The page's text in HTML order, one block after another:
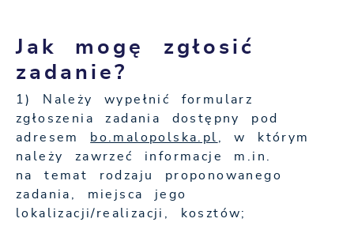
Jak mogę zgłosić
zadanie?
1) Należy wypełnić formularz
zgłoszenia zadania dostępny pod
adresem
bo.malopolska.pl , w którym
należy zawrzeć informacje m.in.
na temat rodzaju proponowanego
zadania, miejsca jego
lokalizacji/realizacji, kosztów;